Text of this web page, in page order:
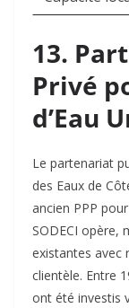
13.
Privé
d’Eau
Le partenariat
des Eaux de
ancien PPP
SODECI opère,
existantes avec
clientèle. Entre
ont été investis